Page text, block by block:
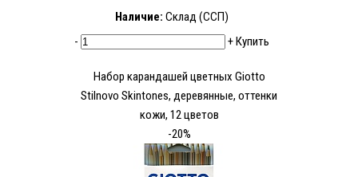
Наличие: Склад (ССП)
-
+Купить
Набор карандашей цветных Giotto
Stilnovo Skintones, деревянные, оттенки
кожи, 12 цветов
-20%